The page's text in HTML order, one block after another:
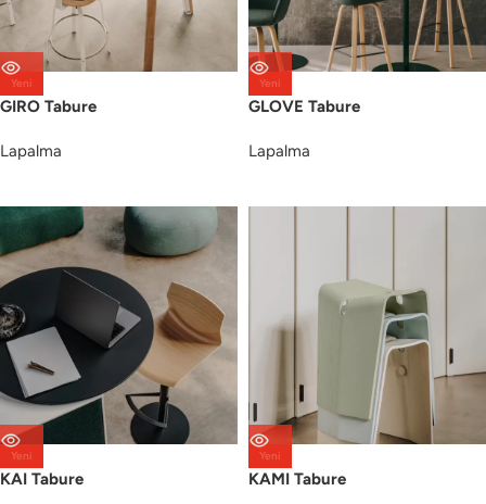
Yeni
GIRO Tabure
Lapalma
Yeni
GLOVE Tabure
Lapalma
Yeni
KAI Tabure
Yeni
KAMI Tabure